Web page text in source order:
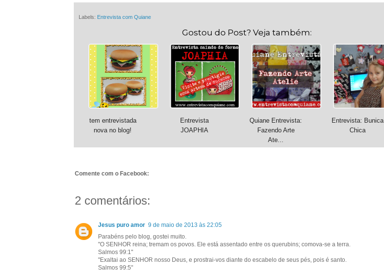
Labels: Entrevista com Quiane
Gostou do Post? Veja também:
tem entrevistada
nova no blog!
Entrevista
JOAPHIA
Quiane Entrevista:
Fazendo Arte
Ate...
Entrevista: Bunica
Chica
Comente com o Facebook:
2 comentários:
Jesus puro amor 9 de maio de 2013 às 22:05
Parabéns pelo blog, gostei muito.
"O SENHOR reina; tremam os povos. Ele está assentado entre os querubins; comova-se a terra.
Salmos 99:1"
"Exaltai ao SENHOR nosso Deus, e prostrai-vos diante do escabelo de seus pés, pois é santo.
Salmos 99:5"